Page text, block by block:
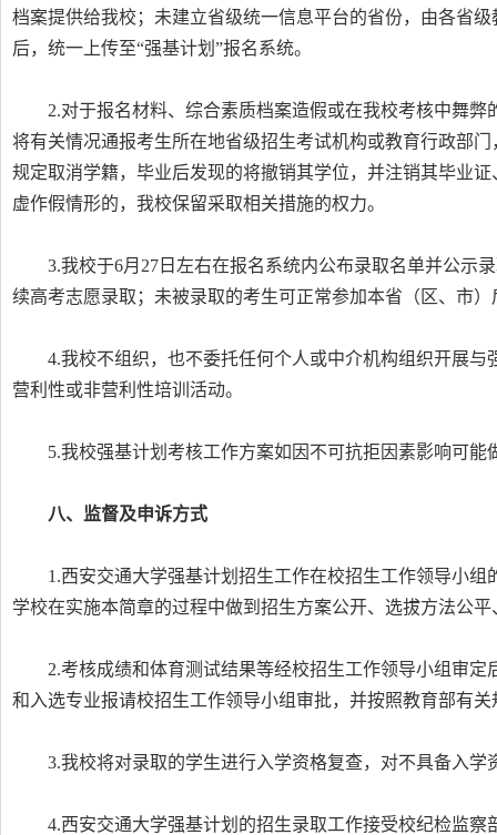
档案提供给我校；未建立省级统一信息平台的省份，由各省
后，统一上传至“强基计划”报名系统。
2.对于报名材料、综合素质档案造假或在我校考核中舞
将有关情况通报考生所在地省级招生考试机构或教育行政部
规定取消学籍，毕业后发现的将撤销其学位，并注销其毕业
虚作假情形的，我校保留采取相关措施的权力。
3.我校于6月27日左右在报名系统内公布录取名单并公示
续高考志愿录取；未被录取的考生可正常参加本省（区、市
4.我校不组织，也不委托任何个人或中介机构组织开展
营利性或非营利性培训活动。
5.我校强基计划考核工作方案如因不可抗拒因素影响可
八、监督及申诉方式
1.西安交通大学强基计划招生工作在校招生工作领导小
学校在实施本简章的过程中做到招生方案公开、选拔方法公
2.考核成绩和体育测试结果等经校招生工作领导小组审
和入选专业报请校招生工作领导小组审批，并按照教育部有
3.我校将对录取的学生进行入学资格复查，对不具备入
4.西安交通大学强基计划的招生录取工作接受校纪检监